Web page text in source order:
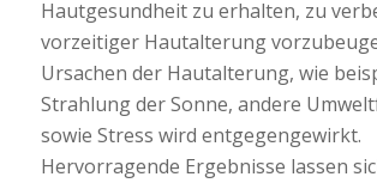
Hautgesundheit zu erhalten, zu
vorzeitiger Hautalterung
Ursachen der Hautalterung, wie
Strahlung der Sonne, andere
sowie Stress wird entgegengewirkt.
Hervorragende Ergebnisse lassen